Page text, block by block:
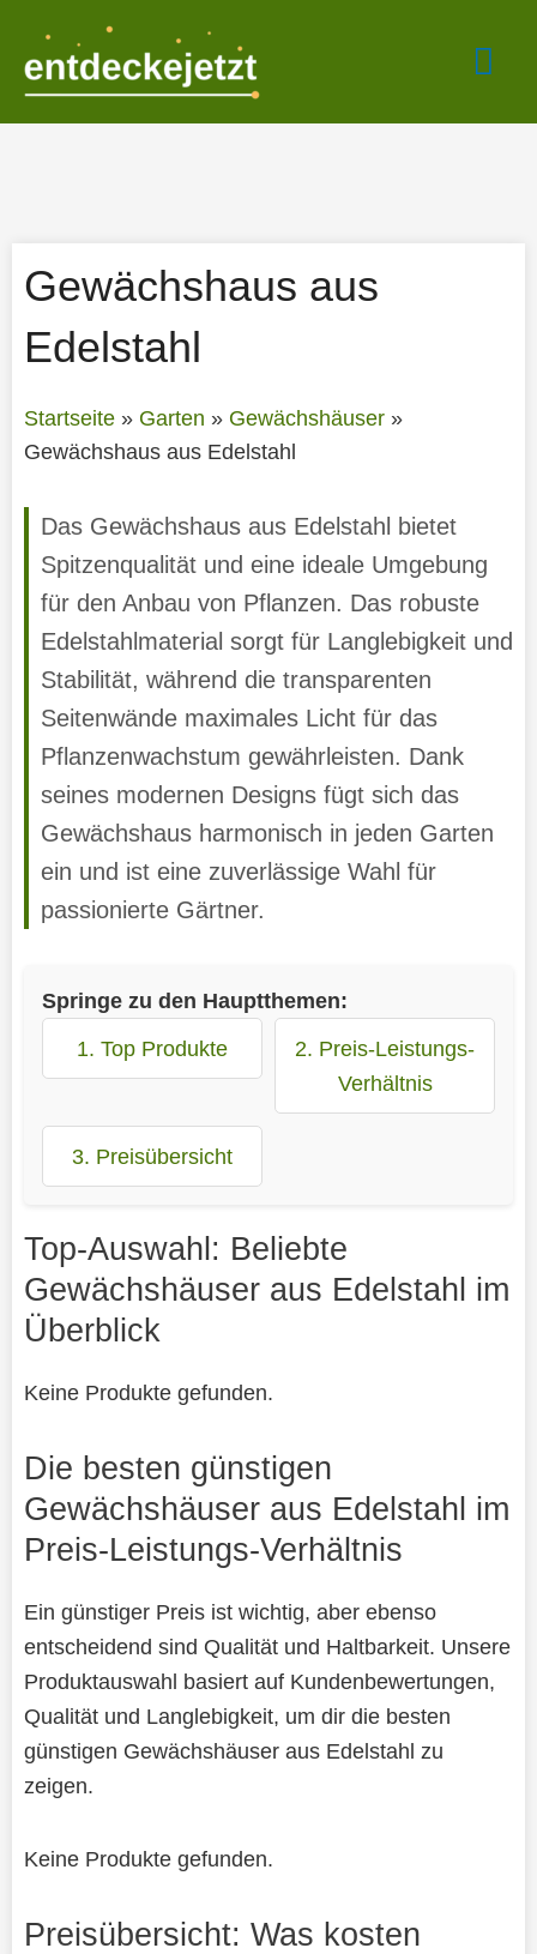
springen
Gewächshaus aus
Edelstahl
Startseite» Garten » Gewächshäuser»
Gewächshaus aus Edelstahl
Das Gewächshaus aus Edelstahl bietet
Spitzenqualität und eine ideale Umgebung
für den Anbau von Pflanzen. Das robuste
Edelstahlmaterial sorgt für Langlebigkeit und
Stabilität, während die transparenten
Seitenwände maximales Licht für das
Pflanzenwachstum gewährleisten. Dank
seines modernen Designs fügt sich das
Gewächshaus harmonisch in jeden Garten
ein und ist eine zuverlässige Wahl für
passionierte Gärtner.
Springe zu den Hauptthemen:
1. Top Produkte
2. Preis-Leistungs-
Verhältnis
3. Preisübersicht
Top-Auswahl: Beliebte
Gewächshäuser aus Edelstahl im
Überblick
Keine Produkte gefunden.
Die besten günstigen
Gewächshäuser aus Edelstahl im
Preis-Leistungs-Verhältnis
Ein günstiger Preis ist wichtig, aber ebenso
entscheidend sind Qualität und Haltbarkeit. Unsere
Produktauswahl basiert auf Kundenbewertungen,
Qualität und Langlebigkeit, um dir die besten
günstigen Gewächshäuser aus Edelstahl zu
zeigen.
Keine Produkte gefunden.
Preisübersicht: Was kosten